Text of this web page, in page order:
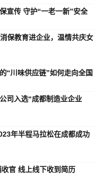
宣传 守护“一老一新”安全
保教育进企业，温情共庆女
“川味供应链”如何走向全国
司入选“成都制造业企业
年半程马拉松在成都成功
官 线上线下收到简历